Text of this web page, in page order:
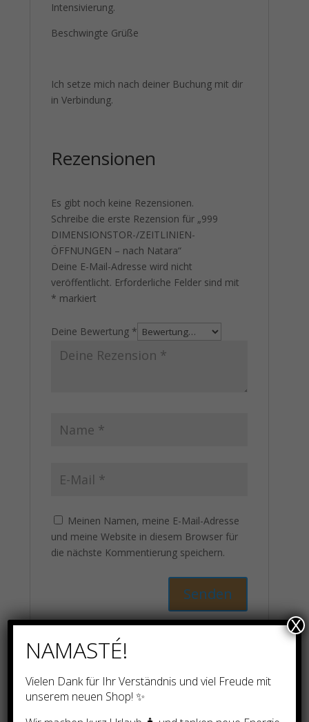
Intensivierung.
Beschwingte Grüße
Ich setze mich nach deiner Buchung mit dir
in Verbindung.
Rezensionen
Es gibt noch keine Rezensionen.
Schreibe die erste Rezension für „999
DIMENSIONSTOR-/ZEITLINIEN-
ÖFFNUNGEN – nach Natara“
Deine E-Mail-Adresse wird nicht
veröffentlicht. Erforderliche Felder sind mit
* markiert
Deine Bewertung *
Meinen Namen, meine E-Mail-Adresse
und meine Website in diesem Browser für
die nächste Kommentierung speichern.
Ähnliche Produkte
NAMASTÉ!
Vielen Dank für Ihr Verständnis und viel Freude mit
unserem neuen Shop! ✨
X